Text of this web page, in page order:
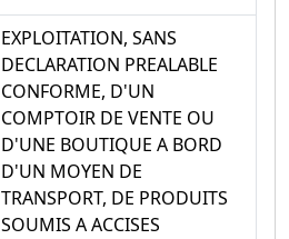
EXPLOITATION, SANS
DECLARATION PREALABLE
CONFORME, D'UN
COMPTOIR DE VENTE OU
D'UNE BOUTIQUE A BORD
D'UN MOYEN DE
TRANSPORT, DE PRODUITS
SOUMIS A ACCISES